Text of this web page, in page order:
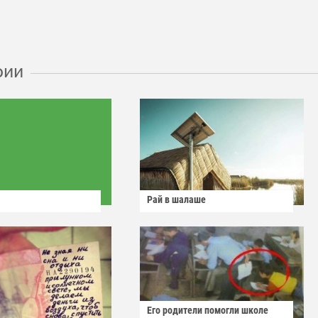
Рай в шалаше
Его родители помогли школе